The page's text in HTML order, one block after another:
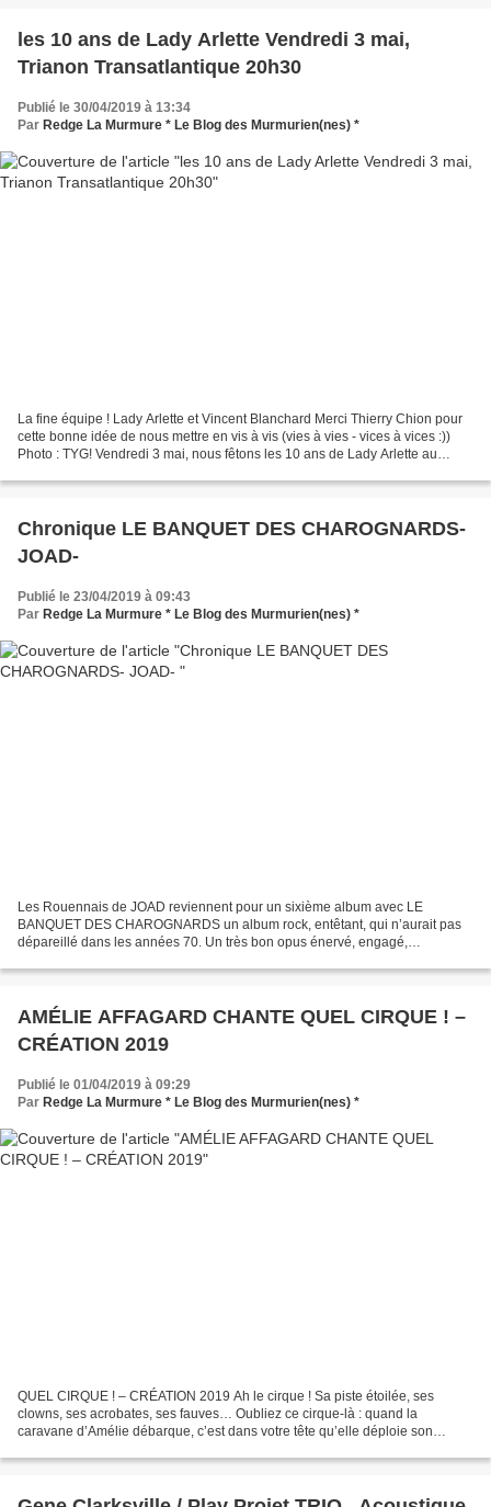
les 10 ans de Lady Arlette Vendredi 3 mai,
Trianon Transatlantique 20h30
Publié le 30/04/2019 à 13:34
Par Redge La Murmure * Le Blog des Murmurien(nes) *
La fine équipe ! Lady Arlette et Vincent Blanchard Merci Thierry Chion pour
cette bonne idée de nous mettre en vis à vis (vies à vies - vices à vices :))
Photo : TYG! Vendredi 3 mai, nous fêtons les 10 ans de Lady Arlette au
Chronique LE BANQUET DES CHAROGNARDS-
JOAD-
Publié le 23/04/2019 à 09:43
Par Redge La Murmure * Le Blog des Murmurien(nes) *
Les Rouennais de JOAD reviennent pour un sixième album avec LE
BANQUET DES CHAROGNARDS un album rock, entêtant, qui n’aurait pas
dépareillé dans les années 70. Un très bon opus énervé, engagé,
AMÉLIE AFFAGARD CHANTE QUEL CIRQUE ! –
CRÉATION 2019
Publié le 01/04/2019 à 09:29
Par Redge La Murmure * Le Blog des Murmurien(nes) *
QUEL CIRQUE ! – CRÉATION 2019 Ah le cirque ! Sa piste étoilée, ses
clowns, ses acrobates, ses fauves… Oubliez ce cirque-là : quand la
caravane d’Amélie débarque, c’est dans votre tête qu’elle déploie son